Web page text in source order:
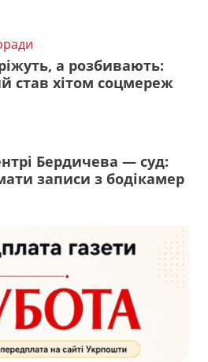
а розбивають:
став хітом соцмереж
Бердичева — суд:
записи з бодікамер